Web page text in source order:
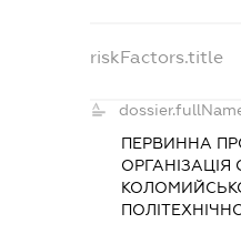
riskFactors.title
ПЕРВИННА
ОРГАНІЗАЦІЯ